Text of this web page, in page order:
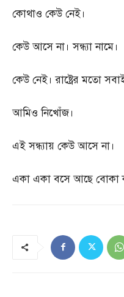
কোথাও কেউ নেই।
কেউ আসে না। সন্ধ্যা নামে।
কেউ নেই। রাষ্ট্রের মতো
আমিও নিখোঁজ।
এই সন্ধ্যায় কেউ আসে না।
একা একা বসে আছে বোকা